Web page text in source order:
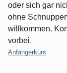
oder sich gar
ohne
willkommen.
vorbei.
Kategorien:
Anfängerkurs